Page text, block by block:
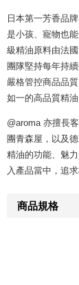
日本第一芳香品
是小孩、寵物也
級精油原料由法
團隊堅持每年持
嚴格管控商品品
如一的高品質精油
@aroma 亦擅長
團青森屋，以及
精油的功能、魅
入產品當中，追
商品規格